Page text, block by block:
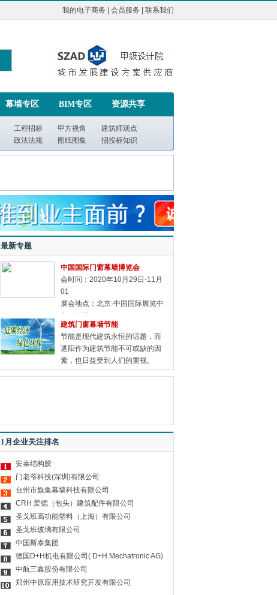
我的电子商务 会员服务 联系我们
幕墙专区 BIM专区 资源共享
工程招标 甲方视角
建筑师观点
政法法规 图纸图集 招投标知识
最新专题
中国国际门窗幕墙博览会
会时间：2020年10月29日-11月
01
展会地点：北京·中国国际展览中
建筑门窗幕墙节能
节能是现代建筑永恒的话题，而
遮阳作为建筑节能不可或缺的因
素，也日益受到人们的重视。
1月企业关注排名
安泰结构胶
门老爷科技(深圳)有限公司
台州市旗鱼幕墙科技有限公司
CRH 爱德（包头）建筑配件有限公司
圣戈班高功能塑料（上海）有限公司
圣戈班玻璃有限公司
中国斯泰集团
德国D+H机电有限公司( D+H Mechatronic AG)
中航三鑫股份有限公司
郑州中原应用技术研究开发有限公司